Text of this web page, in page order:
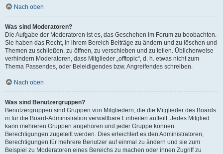
Nach oben
Was sind Moderatoren?
Die Aufgabe der Moderatoren ist es, das Geschehen im Forum zu beobachten.
Sie haben das Recht, in ihrem Bereich Beiträge zu ändern und zu löschen und
Themen zu schließen, zu öffnen, zu verschieben und zu teilen. Üblicherweise
verhindern Moderatoren, dass Mitglieder „offtopic“, d. h. etwas nicht zum
Thema Passendes, oder Beleidigendes bzw. Angreifendes schreiben.
Nach oben
Was sind Benutzergruppen?
Benutzergruppen sind Gruppen von Mitgliedern, die die Mitglieder des Boards
in für die Board-Administration verwaltbare Einheiten aufteilt. Jedes Mitglied
kann mehreren Gruppen angehören und jeder Gruppe können
Berechtigungen zugeteilt werden. Dies erleichtert es den Administratoren,
Berechtigungen für mehrere Benutzer auf einmal zu ändern und sie zum
Beispiel zu Moderatoren eines Bereichs zu machen oder ihnen Zugriff zu